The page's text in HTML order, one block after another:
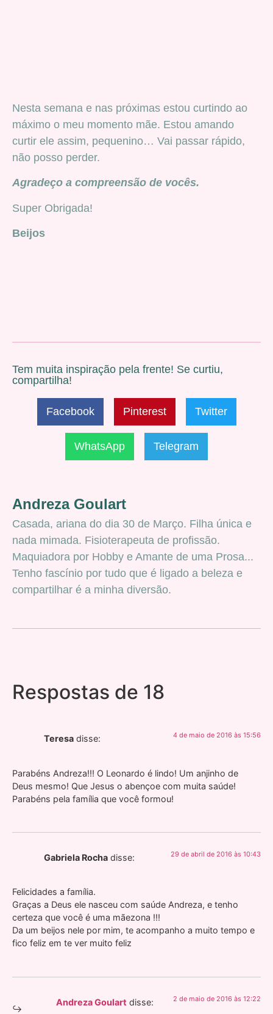
Nesta semana e nas próximas estou curtindo ao
máximo o meu momento mãe. Estou amando
curtir ele assim, pequenino… Vai passar rápido,
não posso perder.
Agradeço a compreensão de vocês.
Super Obrigada!
Beijos
Tem muita inspiração pela frente! Se curtiu,
compartilha!
Facebook Pinterest Twitter
WhatsApp Telegram
Andreza Goulart
Casada, ariana do dia 30 de Março. Filha única e
nada mimada. Fisioterapeuta de profissão.
Maquiadora por Hobby e Amante de uma Prosa...
Tenho fascínio por tudo que é ligado a beleza e
compartilhar é a minha diversão.
Respostas de 18
Teresa disse: 4 de maio de 2016 às 15:56
Parabéns Andreza!!! O Leonardo é lindo! Um anjinho de
Deus mesmo! Que Jesus o abençoe com muita saúde!
Parabéns pela família que você formou!
Gabriela Rocha disse: 29 de abril de 2016 às 10:43
Felicidades a família.
Graças a Deus ele nasceu com saúde Andreza, e tenho
certeza que você é uma mãezona !!!
Da um beijos nele por mim, te acompanho a muito tempo e
fico feliz em te ver muito feliz
Andreza Goulart disse: 2 de maio de 2016 às 12:22